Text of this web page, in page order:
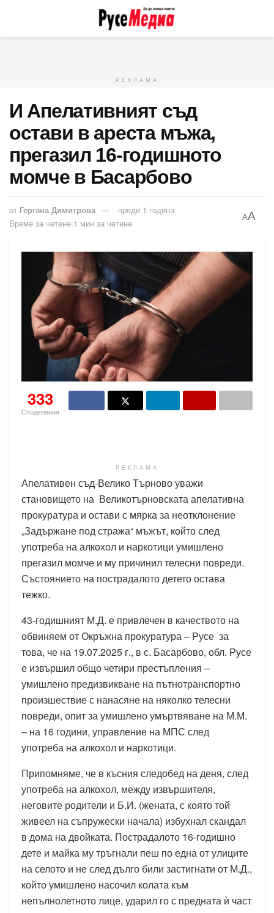
РЕКЛАМА
И Апелативният съд
остави в ареста мъжа,
прегазил 16-годишното
момче в Басарбово
от Гергана Димитрова
преди 1 година
Време за четене:1 мин за четене
AA
333
Споделяния
РЕКЛАМА
Апелативен съд-Велико Търново уважи
становището на Великотърновската апелативна
прокуратура и остави с мярка за неотклонение
„Задържане под стража“ мъжът, който след
употреба на алкохол и наркотици умишлено
прегазил момче и му причинил телесни повреди.
Състоянието на пострадалото детето остава
тежко.
43-годишният М.Д. е привлечен в качеството на
обвиняем от Окръжна прокуратура – Русе за
това, че на 19.07.2025 г., в с. Басарбово, обл. Русе
е извършил общо четири престъпления –
умишлено предизвикване на пътнотранспортно
произшествие с нанасяне на няколко телесни
повреди, опит за умишлено умъртвяване на М.М.
– на 16 години, управление на МПС след
употреба на алкохол и наркотици.
Припомняме, че в късния следобед на деня, след
употреба на алкохол, между извършителя,
неговите родители и Б.И. (жената, с която той
живеел на съпружески начала) избухнал скандал
в дома на двойката. Пострадалото 16-годишно
дете и майка му тръгнали пеш по една от улиците
на селото и не след дълго били застигнати от М.Д.,
който умишлено насочил колата към
непълнолетното лице, ударил го с предната ѝ част